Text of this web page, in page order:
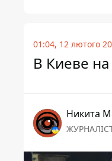
01:04, 12 лютого
В Киеве
Никита